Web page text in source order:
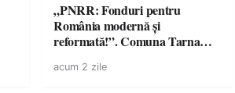
„PNRR: Fonduri pentru
România modernă și
reformată!”. Comuna Tarna
dotare cu mobilier, materiale
acum 2 zile